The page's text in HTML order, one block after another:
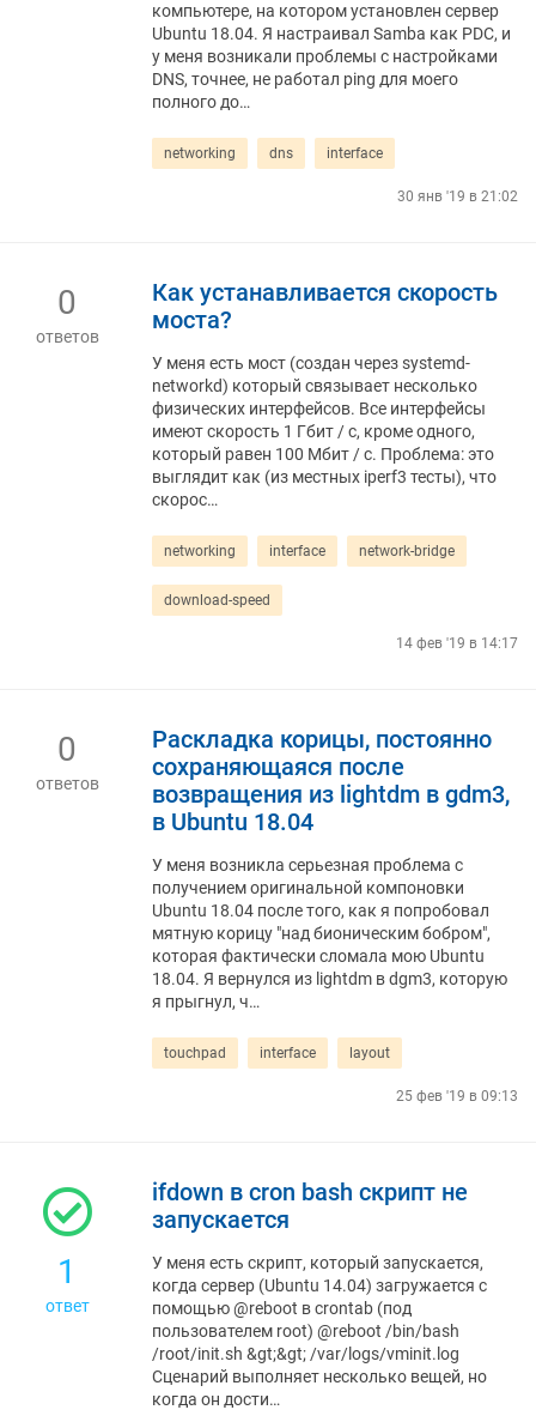
компьютере, на котором установлен сервер
Ubuntu 18.04. Я настраивал Samba как PDC, и
у меня возникали проблемы с настройками
DNS, точнее, не работал ping для моего
полного до…
networking dns interface
30 янв '19 в 21:02
0
ответов
Как устанавливается скорость
моста?
У меня есть мост (создан через systemd-
networkd) который связывает несколько
физических интерфейсов. Все интерфейсы
имеют скорость 1 Гбит / с, кроме одного,
который равен 100 Мбит / с. Проблема: это
выглядит как (из местных iperf3 тесты), что
скорос…
networking interface network-bridge
download-speed
14 фев '19 в 14:17
0
ответов
Раскладка корицы, постоянно
сохраняющаяся после
возвращения из lightdm в gdm3,
в Ubuntu 18.04
У меня возникла серьезная проблема с
получением оригинальной компоновки
Ubuntu 18.04 после того, как я попробовал
мятную корицу "над бионическим бобром",
которая фактически сломала мою Ubuntu
18.04. Я вернулся из lightdm в dgm3, которую
я прыгнул, ч…
touchpad interface layout
25 фев '19 в 09:13
1
ответ
ifdown в cron bash скрипт не
запускается
У меня есть скрипт, который запускается,
когда сервер (Ubuntu 14.04) загружается с
помощью @reboot в crontab (под
пользователем root) @reboot /bin/bash
/root/init.sh &gt;&gt; /var/logs/vminit.log
Сценарий выполняет несколько вещей, но
когда он дости…